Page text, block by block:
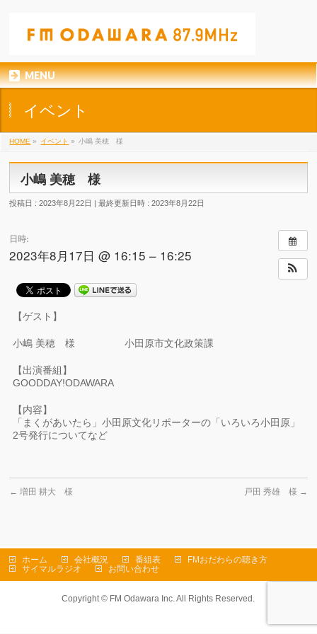
MENU
イベント
HOME » イベント » 小嶋 美穂 様
小嶋 美穂 様
投稿日 : 2023年8月22日 最終更新日時 : 2023年8月22日
日時:
2023年8月17日 @ 16:15 – 16:25
【ゲスト】
小嶋 美穂 様 小田原市文化政策課
【出演番組】
GOODDAY!ODAWARA
【内容】
「まくがあいたら」小田原文化リポーターの「いろいろ小田原」
2号発行についてなど
← 増田 耕大 様 戸田 秀雄 様 →
ホーム 会社概況 番組表
FMおだわらの聴き方
サイマルラジオ
お問い合わせ
Copyright © FM Odawara Inc. All Rights Reserved.